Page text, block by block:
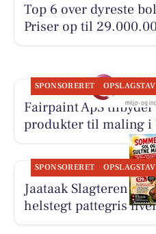
Top 6 over dyreste
Priser op til
SPONSORERET
Fairpaint ApS
produkter til maling i
SPONSORERET
Jaataak Slagteren
helstegt pattegris